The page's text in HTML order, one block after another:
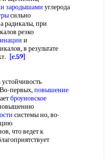
зародышами углерода
сильно
радикалы, при
резко
и
в результате
[c.59]
устойчивость
первых,повышение
броуновское
повышению
системы но, во-
что ведет к